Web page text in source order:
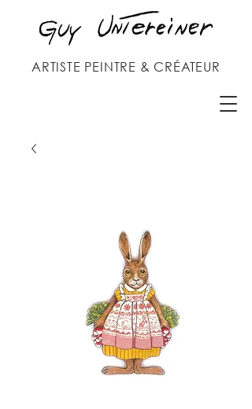
ARTISTE PEINTRE & CRÉATEUR